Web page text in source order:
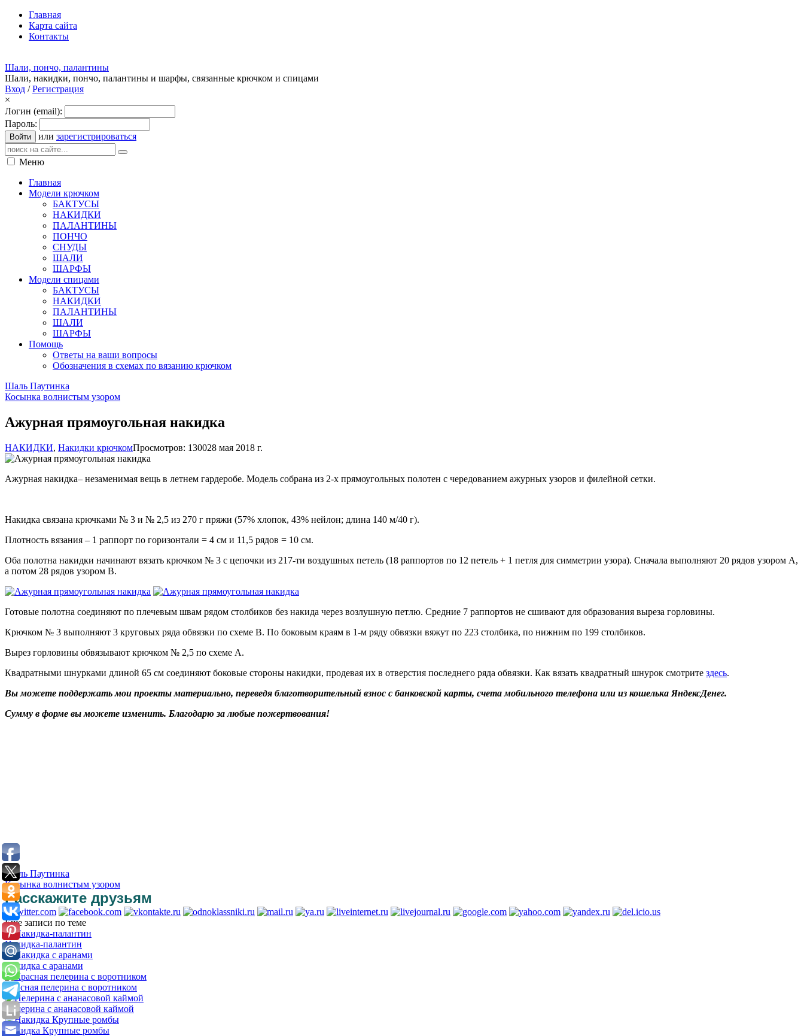
Главная
Карта сайта
Контакты
Шали, пончо, палантины
Шали, накидки, пончо, палантины и шарфы, связанные крючком и спицами
Вход /Регистрация
×
Логин (email):
Пароль:
Войти или зарегистрироваться
Меню
Главная
Модели крючком
БАКТУСЫ
НАКИДКИ
ПАЛАНТИНЫ
ПОНЧО
СНУДЫ
ШАЛИ
ШАРФЫ
Модели спицами
БАКТУСЫ
НАКИДКИ
ПАЛАНТИНЫ
ШАЛИ
ШАРФЫ
Помощь
Ответы на ваши вопросы
Обозначения в схемах по вязанию крючком
Шаль Паутинка
Косынка волнистым узором
Ажурная прямоугольная накидка
НАКИДКИ, Накидки крючкомПросмотров: 130028 мая 2018 г.
Ажурная накидка– незаменимая вещь в летнем гардеробе. Модель собрана из 2-х прямоугольных полотен с чередованием ажурных узоров и филейной сетки.
Накидка связана крючками № 3 и № 2,5 из 270 г пряжи (57% хлопок, 43% нейлон; длина 140 м/40 г).
Плотность вязания – 1 раппорт по горизонтали = 4 см и 11,5 рядов = 10 см.
Оба полотна накидки начинают вязать крючком № 3 с цепочки из 217-ти воздушных петель (18 раппортов по 12 петель + 1 петля для симметрии узора). Сначала выполняют 20 рядов узором А,
а потом 28 рядов узором В.
Готовые полотна соединяют по плечевым швам рядом столбиков без накида через возлушную петлю. Средние 7 раппортов не сшивают для образования выреза горловины.
Крючком № 3 выполняют 3 круговых ряда обвязки по схеме В. По боковым краям в 1-м ряду обвязки вяжут по 223 столбика, по нижним по 199 столбиков.
Вырез горловины обвязывают крючком № 2,5 по схеме А.
Квадратными шнурками длиной 65 см соединяют боковые стороны накидки, продевая их в отверстия последнего ряда обвязки. Как вязать квадратный шнурок смотрите здесь.
Вы можете поддержать мои проекты материально, переведя благотворительный взнос с банковской карты, счета мобильного телефона или из кошелька ЯндексДенег.
Сумму в форме вы можете изменить. Благодарю за любые пожертвования!
Шаль Паутинка
Косынка волнистым узором
Расскажите друзьям
Еще записи по теме
Накидка-палантин
Накидка с аранами
Красная пелерина с воротником
Пелерина с ананасовой каймой
Накидка Крупные ромбы